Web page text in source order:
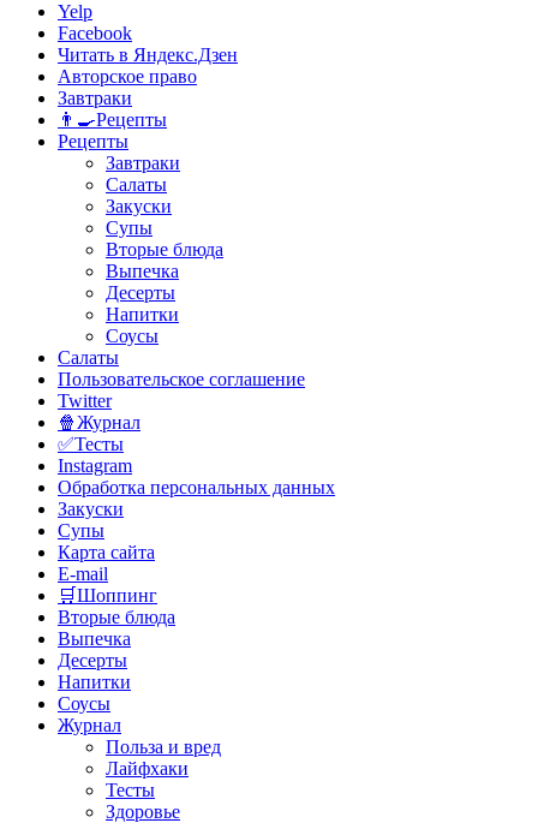
Yelp
Facebook
Читать в Яндекс.Дзен
Авторское право
Завтраки
👨‍🍳Рецепты
Рецепты
Завтраки
Салаты
Закуски
Супы
Вторые блюда
Выпечка
Десерты
Напитки
Соусы
Салаты
Пользовательское соглашение
Twitter
🍿Журнал
✅Тесты
Instagram
Обработка персональных данных
Закуски
Супы
Карта сайта
E-mail
🛒Шоппинг
Вторые блюда
Выпечка
Десерты
Напитки
Соусы
Журнал
Польза и вред
Лайфхаки
Тесты
Здоровье